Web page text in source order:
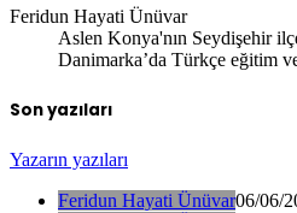
Feridun Hayati Ünüvar
Aslen Konya'nın Seydişehir
Danimarka’da Türkçe eğitim
Son yazıları
Yazarın yazıları
Feridun Hayati Ünüvar06/06/